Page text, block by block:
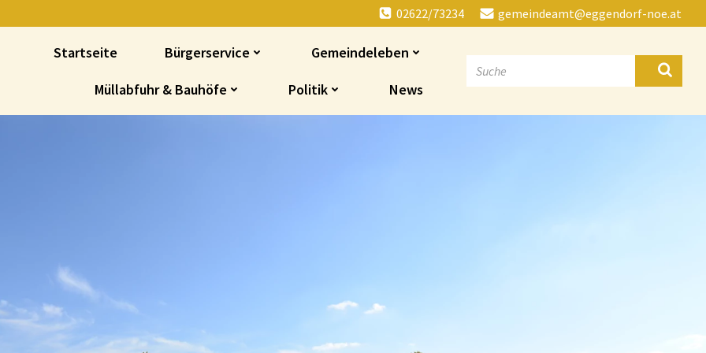
02622/73234 gemeindeamt@eggendorf-noe.at
Startseite Bürgerservice Gemeindeleben
Müllabfuhr & Bauhöfe Politik News